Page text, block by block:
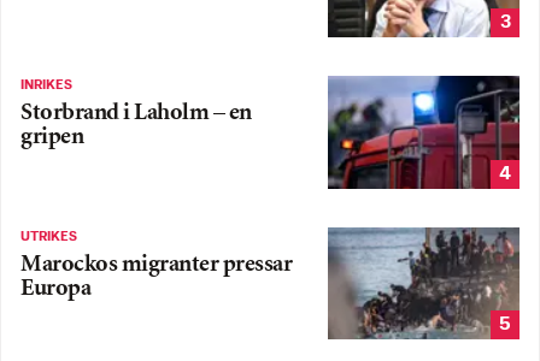
3
INRIKES
Storbrand i Laholm – en
gripen
4
UTRIKES
Marockos migranter pressar
Europa
5